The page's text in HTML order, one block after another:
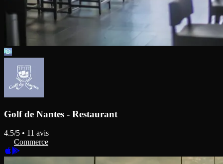
Golf de Nantes - Restaurant
4.5/5 • 11 avis
Commerce